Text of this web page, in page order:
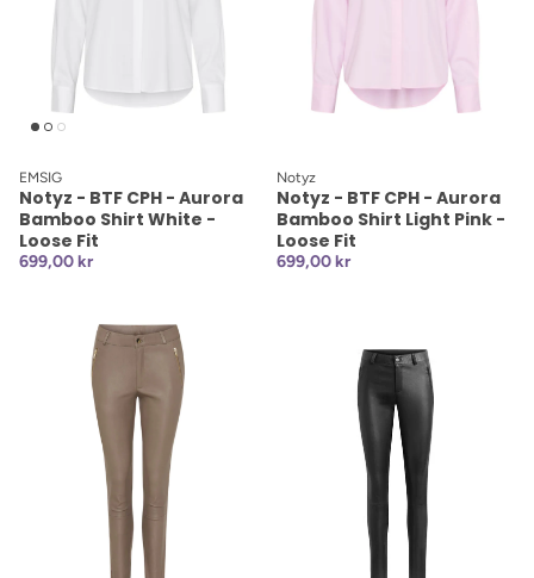
EMSIG
Notyz - BTF CPH - Aurora
Bamboo Shirt White -
Loose Fit
699,00 kr
Notyz
Notyz - BTF CPH - Aurora
Bamboo Shirt Light Pink -
Loose Fit
699,00 kr